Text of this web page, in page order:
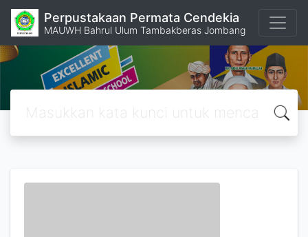
Perpustakaan Permata Cendekia
MAUWH Bahrul Ulum Tambakberas Jombang